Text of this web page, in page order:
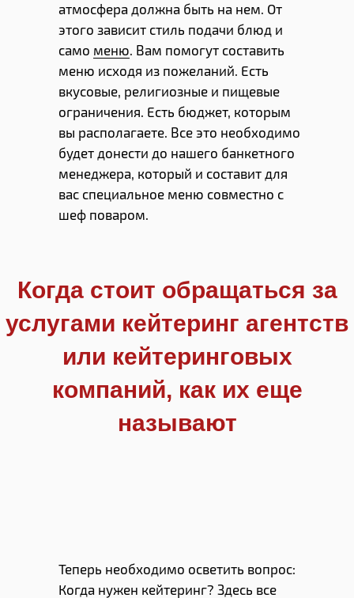
атмосфера должна быть на нем. От
этого зависит стиль подачи блюд и
само меню. Вам помогут составить
меню исходя из пожеланий. Есть
вкусовые, религиозные и пищевые
ограничения. Есть бюджет, которым
вы располагаете. Все это необходимо
будет донести до нашего банкетного
менеджера, который и составит для
вас специальное меню совместно с
шеф поваром.
Когда стоит обращаться за
услугами кейтеринг агентств
или кейтеринговых
компаний, как их еще
называют
Теперь необходимо осветить вопрос:
Когда нужен кейтеринг? Здесь все